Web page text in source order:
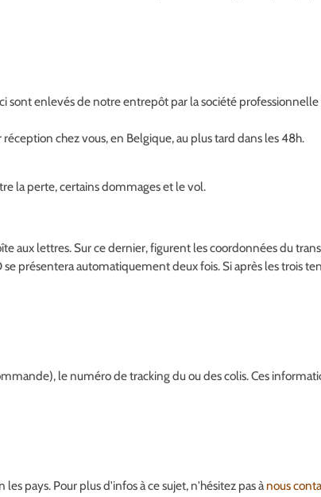
enlevés de notre entrepôt par la société
chez vous, en Belgique, au plus tard dans les 48h.
la perte, certains dommages et le vol.
aux lettres. Sur ce dernier, figurent les coordonnées du
présentera automatiquement deux fois. Si après les trois
le numéro de tracking du ou des colis. Ces
les pays. Pour plus d'infos à ce sujet, n'hésitez pas ànous